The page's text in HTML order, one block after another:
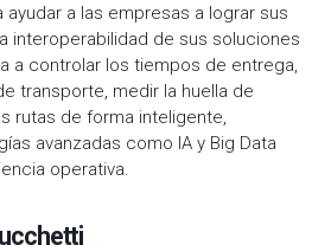
a las empresas a lograr sus
interoperabilidad de sus soluciones
a controlar los tiempos de entrega,
transporte, medir la huella de
rutas de forma inteligente,
avanzadas como IA y Big Data
operativa.